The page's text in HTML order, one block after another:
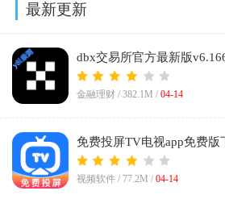
最新更新
dbx交易所官方最新版
金融理财 / 382.1M / 04-14
免费投屏TV电视app免费版
视频软件 / 77.2M / 04-14